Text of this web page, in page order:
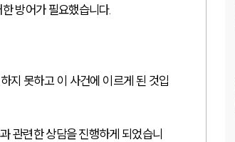
방어가 필요했습니다.
지 못하고 이 사건에 이르게 된 것입
관련한 상담을 진행하게 되었습니